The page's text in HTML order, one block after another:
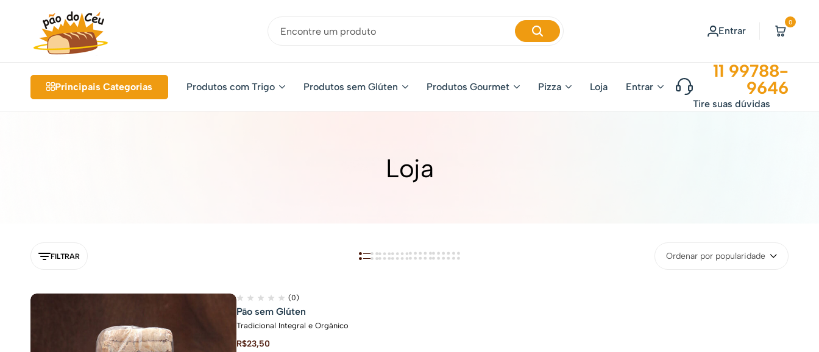
do
Céu
Orgânicos
Entrar
0
Principais Categorias Produtos com Trigo Produtos sem Glúten Produtos Gourmet Pizza Loja Entrar
11 99788-
9646
Tire suas dúvidas
Loja
FILTRAR Ordenar por popularidade
(0)
Pão sem Glúten
Tradicional Integral e Orgânico
R$23,50